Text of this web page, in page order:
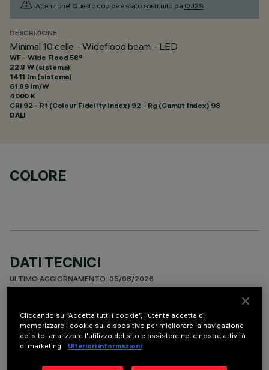
Attenzione! Questo codice è stato sostituito da QJ29.
DESCRIZIONE
Minimal 10 celle - Wideflood beam - LED
WF - Wide Flood 58°
22.8 W (sistema)
1411 lm (sistema)
61.89 lm/W
4000 K
CRI 92 - Rf (Colour Fidelity Index) 92 - Rg (Gamut Index) 98
DALI
COLORE
DATI TECNICI
ULTIMO AGGIORNAMENTO: 05/08/2026
Apparecchio miniaturizzato lineare ad incasso a 10 elementi
ottici per sorgenti LED - ottica fissa. Nonostante le
Cliccando su “Accetta tutti i cookie”, l'utente accetta di
memorizzare i cookie sul dispositivo per migliorare la navigazione
del sito, analizzare l'utilizzo del sito e assistere nelle nostre attività
di marketing.
Ulteriori informazioni